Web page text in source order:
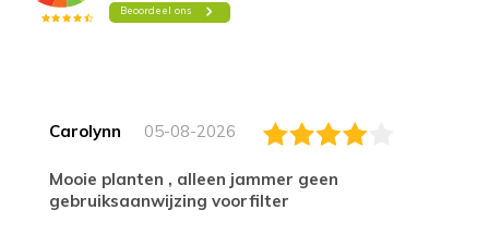
Carolynn 05-08-2026
Mooie planten , alleen jammer geen
gebruiksaanwijzing voorfilter